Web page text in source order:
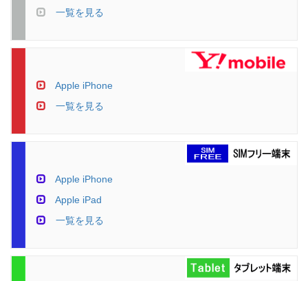
一覧を見る
Apple iPhone
一覧を見る
Apple iPhone
Apple iPad
一覧を見る